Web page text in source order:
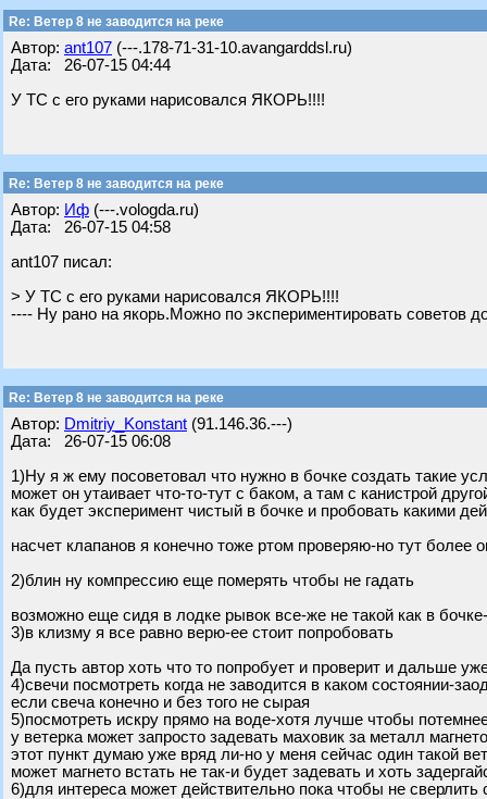
Re: Ветер 8 не заводится на реке
Автор: ant107 (---.178-71-31-10.avangarddsl.ru)
Дата: 26-07-15 04:44
У ТС с его руками нарисовался ЯКОРЬ!!!!
Re: Ветер 8 не заводится на реке
Автор: Иф (---.vologda.ru)
Дата: 26-07-15 04:58
ant107 писал:
> У ТС с его руками нарисовался ЯКОРЬ!!!!
---- Ну рано на якорь.Можно по экспериментировать советов
Re: Ветер 8 не заводится на реке
Автор: Dmitriy_Konstant (91.146.36.---)
Дата: 26-07-15 06:08
1)Ну я ж ему посоветовал что нужно в бочке создать такие
может он утаивает что-то-тут с баком, а там с канистрой
как будет эксперимент чистый в бочке и пробовать какими
насчет клапанов я конечно тоже ртом проверяю-но тут более
2)блин ну компрессию еще померять чтобы не гадать
возможно еще сидя в лодке рывок все-же не такой как в
3)в клизму я все равно верю-ее стоит попробовать
Да пусть автор хоть что то попробует и проверит и дальше
4)свечи посмотреть когда не заводится в каком состоянии-
если свеча конечно и без того не сырая
5)посмотреть искру прямо на воде-хотя лучше чтобы
у ветерка может запросто задевать маховик за металл
этот пункт думаю уже вряд ли-но у меня сейчас один такой
может магнето встать не так-и будет задевать и хоть
6)для интереса может действительно пока чтобы не